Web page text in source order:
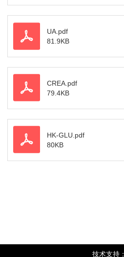
UA.pdf
81.9KB
CREA.pdf
79.4KB
HK-GLU.pdf
80KB
技术支持：